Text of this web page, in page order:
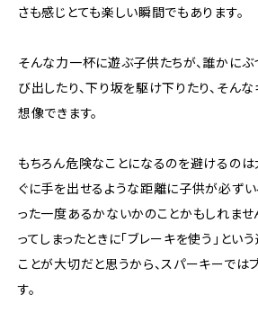
さも感じとても楽しい瞬間でもあります。
そんな力一杯に遊ぶ子供たちが、誰かにぶ
び出したり、下り坂を駆け下りたり、そん
想像できます。
もちろん危険なことになるのを避けるのは
ぐに手を出せるような距離に子供が必ずい
った一度あるかないかのことかもしれませ
ってしまったときに「ブレーキを使う」とい
ことが大切だと思うから、スパーキーでは
す。